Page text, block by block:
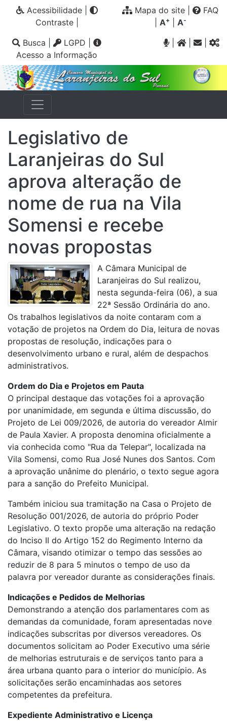
Acessibilidade|
Contraste|
Mapa do site
FAQ
A+ A-
Busca LGPD
Acesso a Informação
|
Legislativo de
Laranjeiras do Sul
aprova alteração de
nome de rua na Vila
Somensi e recebe
novas propostas
A Câmara Municipal de
Laranjeiras do Sul realizou,
nesta segunda-feira (06), a sua
22ª Sessão Ordinária do ano.
Os trabalhos legislativos da noite contaram com a
votação de projetos na Ordem do Dia, leitura de novas
propostas de resolução, indicações para o
desenvolvimento urbano e rural, além de despachos
administrativos.
Ordem do Dia e Projetos em Pauta
O principal destaque das votações foi a aprovação
por unanimidade, em segunda e última discussão, do
Projeto de Lei 009/2026, de autoria do vereador Almir
de Paula Xavier. A proposta denomina oficialmente a
via conhecida como "Rua da Telepar", localizada na
Vila Somensi, como Rua José Nunes dos Santos. Com
a aprovação unânime do plenário, o texto segue agora
para a sanção do Prefeito Municipal.
Também iniciou sua tramitação na Casa o Projeto de
Resolução 001/2026, de autoria do próprio Poder
Legislativo. O texto propõe uma alteração na redação
do Inciso II do Artigo 152 do Regimento Interno da
Câmara, visando otimizar o tempo das sessões ao
reduzir de 8 para 5 minutos o tempo de uso da
palavra por vereador durante as considerações finais.
Indicações e Pedidos de Melhorias
Demonstrando a atenção dos parlamentares com as
demandas da comunidade, foram apresentadas nove
indicações subscritas por diversos vereadores. Os
documentos solicitam ao Poder Executivo uma série
de melhorias estruturais e de serviços tanto para a
área urbana quanto para o interior do município. As
solicitações serão encaminhadas aos setores
competentes da prefeitura.
Expediente Administrativo e Licença